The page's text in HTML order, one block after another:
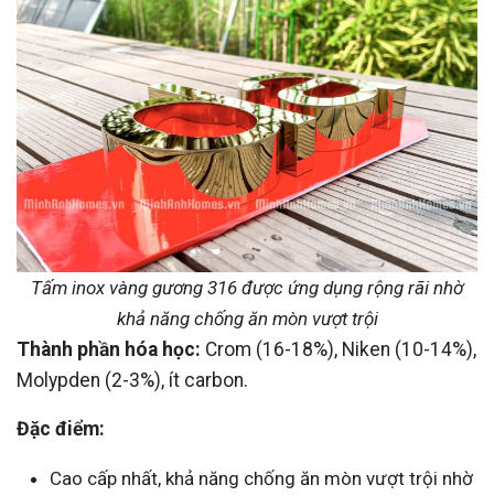
Tấm inox vàng gương 316 được ứng dụng rộng rãi nhờ
khả năng chống ăn mòn vượt trội
Thành phần hóa học: Crom (16-18%), Niken (10-14%),
Molypden (2-3%), ít carbon.
Đặc điểm:
Cao cấp nhất, khả năng chống ăn mòn vượt trội nhờ